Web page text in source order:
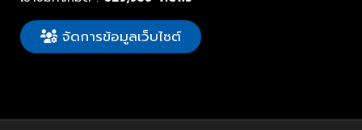
จัดการข้อมูลเว็บไซต์